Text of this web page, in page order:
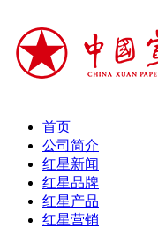
首页
公司简介
红星新闻
红星品牌
红星产品
红星营销